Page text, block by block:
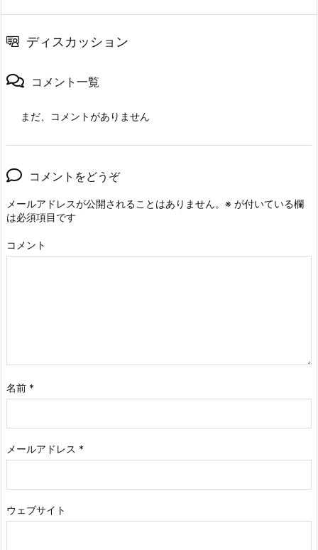
ディスカッション
コメント一覧
まだ、コメントがありません
コメントをどうぞ
メールアドレスが公開されることはありません。 ※ が付いている欄
は必須項目です
コメント
名前 *
メールアドレス *
ウェブサイト